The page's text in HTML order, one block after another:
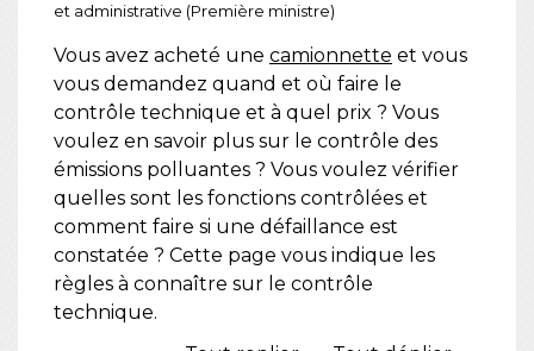
et administrative (Première ministre)
Vous avez acheté une camionnette et vous
vous demandez quand et où faire le
contrôle technique et à quel prix ? Vous
voulez en savoir plus sur le contrôle des
émissions polluantes ? Vous voulez vérifier
quelles sont les fonctions contrôlées et
comment faire si une défaillance est
constatée ? Cette page vous indique les
règles à connaître sur le contrôle
technique.